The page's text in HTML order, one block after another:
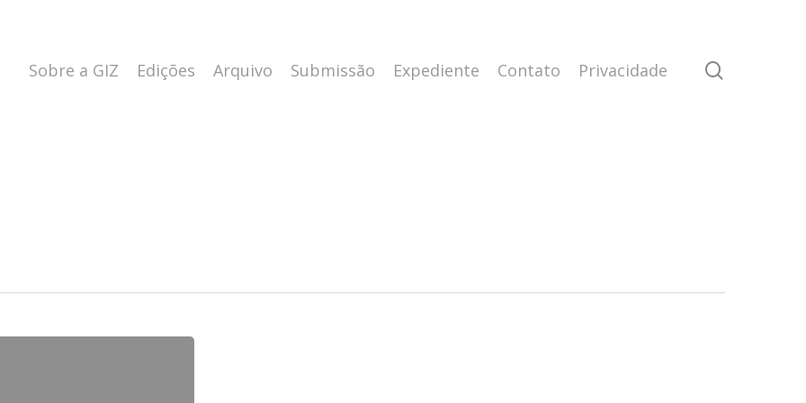
Sobre a GIZ Edições Arquivo Submissão Expediente Contato Privacidade